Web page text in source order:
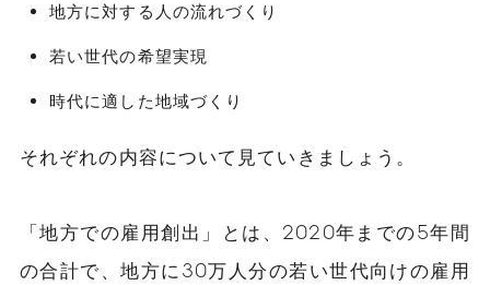
地方に対する人の流れづくり
若い世代の希望実現
時代に適した地域づくり
それぞれの内容について見ていきましょう。
「地方での雇用創出」とは、2020年までの5年間
の合計で、地方に30万人分の若い世代向けの雇用